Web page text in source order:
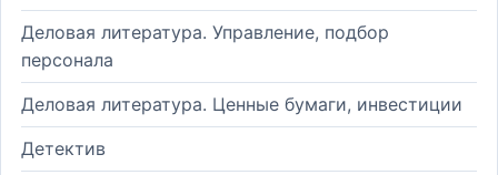
Деловая литература. Управление, подбор
персонала
Деловая литература. Ценные бумаги, инвестиции
Детектив